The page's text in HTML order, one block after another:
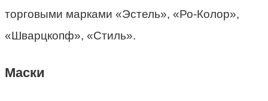
торговыми марками «Эстель», «Ро-Колор»,
«Шварцкопф», «Стиль».
Маски